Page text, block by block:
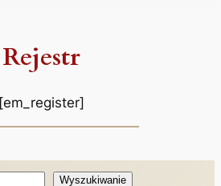
Rejestr
[em_register]
Wyszukiwanie